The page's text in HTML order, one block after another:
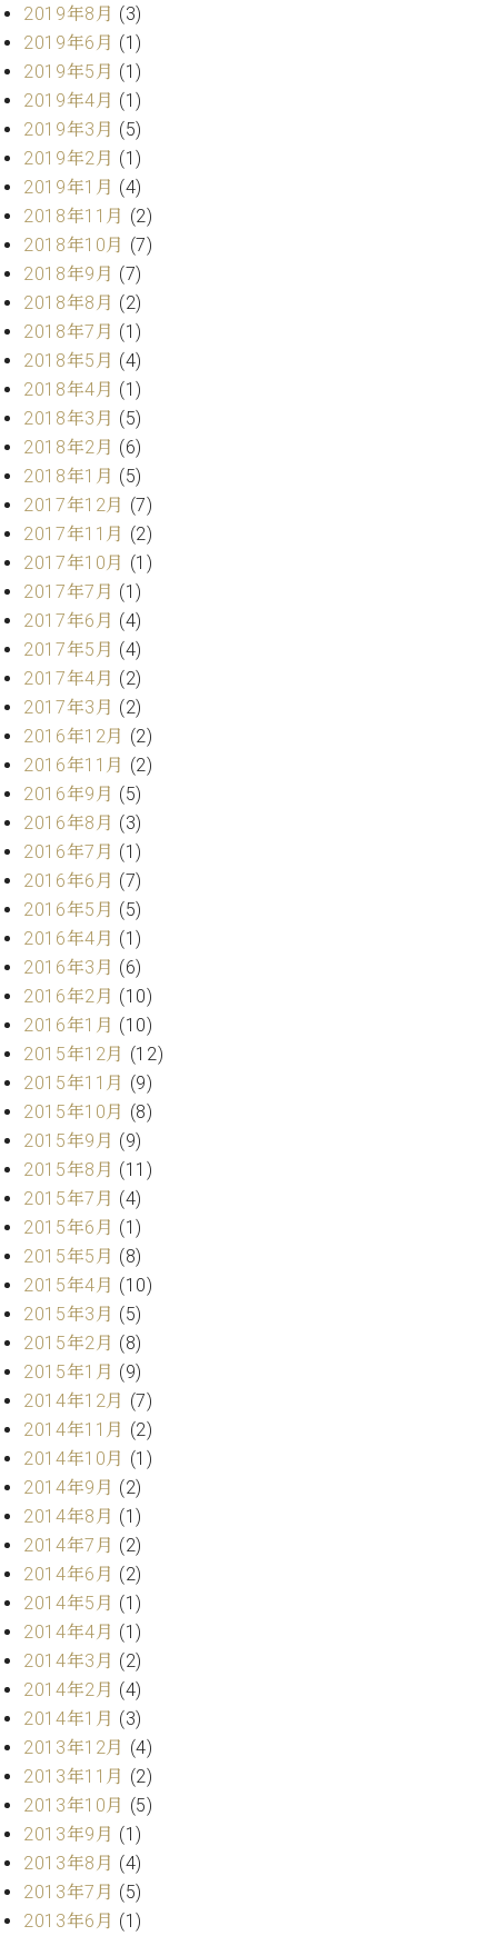
マ
ン
ト
ラ
デ
ィ
シ
ョ
ン
W.
ホ
フ
マ
ン
ヴ
ィ
ジ
ョ
ン
C.BECHSTEIN
Digital(ベ
ヒ
シ
ュ
タ
イ
ン
ジ
タ
ル)
セ
ン
タ
ー
ス
タ
フ
ご
挨
拶
技
者
紹
介
展示
情報
【ユ
ピア
ノ特
選中
古】
イ
ン
ト
情
報
八
王
工
房
ブ
ロ
グ
ク
セ
ス
お
問
い
わ
せ
ー
テ
ィ
ス
ト
カ
ス
タ
マ
ー
サ
ー
ス
(
調
律
)
ア
フ
タ
ー
サ
ビ
ス
2019年8月 (3)
2019年6月 (1)
2019年5月 (1)
2019年4月 (1)
2019年3月 (5)
2019年2月 (1)
2019年1月 (4)
2018年11月 (2)
2018年10月 (7)
2018年9月 (7)
2018年8月 (2)
2018年7月 (1)
2018年5月 (4)
2018年4月 (1)
2018年3月 (5)
2018年2月 (6)
2018年1月 (5)
2017年12月 (7)
2017年11月 (2)
2017年10月 (1)
2017年7月 (1)
2017年6月 (4)
2017年5月 (4)
2017年4月 (2)
2017年3月 (2)
2016年12月 (2)
2016年11月 (2)
2016年9月 (5)
2016年8月 (3)
2016年7月 (1)
2016年6月 (7)
2016年5月 (5)
2016年4月 (1)
2016年3月 (6)
2016年2月 (10)
2016年1月 (10)
2015年12月 (12)
2015年11月 (9)
2015年10月 (8)
2015年9月 (9)
2015年8月 (11)
2015年7月 (4)
2015年6月 (1)
2015年5月 (8)
2015年4月 (10)
2015年3月 (5)
2015年2月 (8)
2015年1月 (9)
2014年12月 (7)
2014年11月 (2)
2014年10月 (1)
2014年9月 (2)
2014年8月 (1)
2014年7月 (2)
2014年6月 (2)
2014年5月 (1)
2014年4月 (1)
2014年3月 (2)
2014年2月 (4)
2014年1月 (3)
2013年12月 (4)
2013年11月 (2)
2013年10月 (5)
2013年9月 (1)
2013年8月 (4)
2013年7月 (5)
2013年6月 (1)